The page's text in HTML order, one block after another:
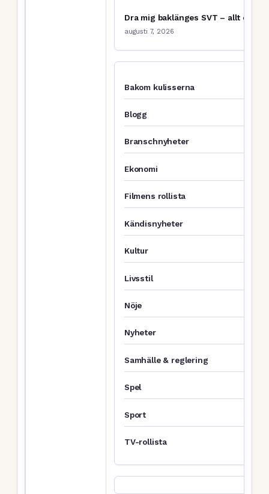
Dra mig baklänges SVT – allt om
augusti 7, 2026
Bakom kulisserna
Blogg
Branschnyheter
Ekonomi
Filmens rollista
Kändisnyheter
Kultur
Livsstil
Nöje
Nyheter
Samhälle & reglering
Spel
Sport
TV-rollista